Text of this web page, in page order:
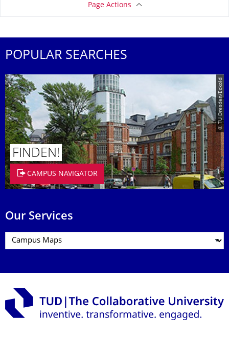
Page Actions
POPULAR SEARCHES
© TU Dresden/Eckold
FINDEN!
CAMPUS NAVIGATOR
Our Services